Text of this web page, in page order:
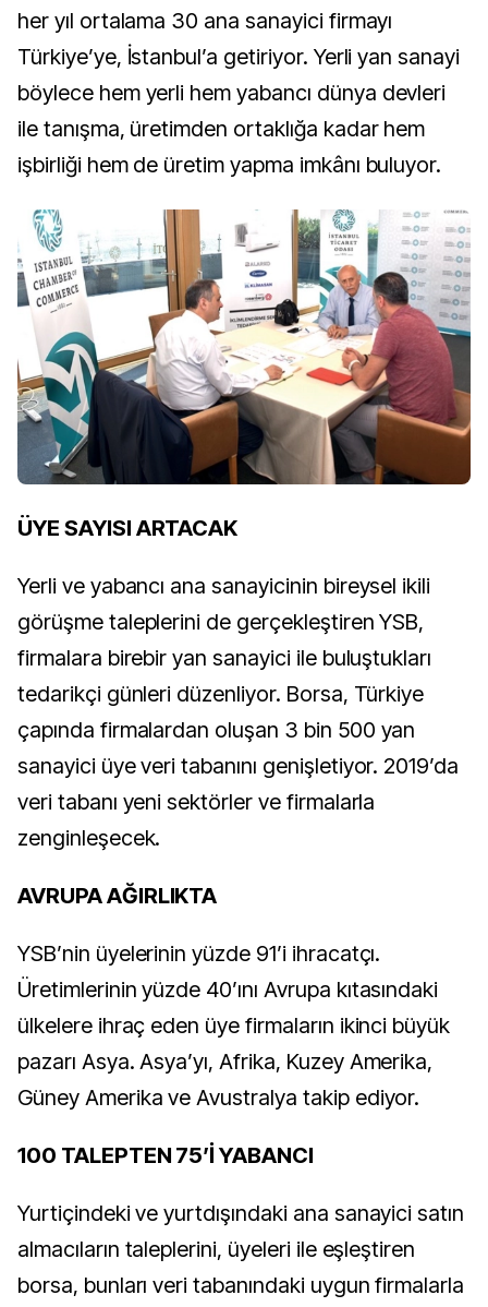
her yıl ortalama 30 ana sanayici firmayı
Türkiye’ye, İstanbul’a getiriyor. Yerli yan sanayi
böylece hem yerli hem yabancı dünya devleri
ile tanışma, üretimden ortaklığa kadar hem
işbirliği hem de üretim yapma imkânı buluyor.
ÜYE SAYISI ARTACAK
Yerli ve yabancı ana sanayicinin bireysel ikili
görüşme taleplerini de gerçekleştiren YSB,
firmalara birebir yan sanayici ile buluştukları
tedarikçi günleri düzenliyor. Borsa, Türkiye
çapında firmalardan oluşan 3 bin 500 yan
sanayici üye veri tabanını genişletiyor. 2019’da
veri tabanı yeni sektörler ve firmalarla
zenginleşecek.
AVRUPA AĞIRLIKTA
YSB’nin üyelerinin yüzde 91’i ihracatçı.
Üretimlerinin yüzde 40’ını Avrupa kıtasındaki
ülkelere ihraç eden üye firmaların ikinci büyük
pazarı Asya. Asya’yı, Afrika, Kuzey Amerika,
Güney Amerika ve Avustralya takip ediyor.
100 TALEPTEN 75’İ YABANCI
Yurtiçindeki ve yurtdışındaki ana sanayici satın
almacıların taleplerini, üyeleri ile eşleştiren
borsa, bunları veri tabanındaki uygun firmalarla